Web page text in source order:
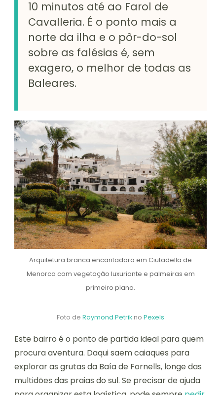
10 minutos até ao Farol de
Cavalleria. É o ponto mais a
norte da ilha e o pôr-do-sol
sobre as falésias é, sem
exagero, o melhor de todas as
Baleares.
Arquitetura branca encantadora em Ciutadella de
Menorca com vegetação luxuriante e palmeiras em
primeiro plano.
Foto de Raymond Petrik no Pexels
Este bairro é o ponto de partida ideal para quem
procura aventura. Daqui saem caiaques para
explorar as grutas da Baía de Fornells, longe das
multidões das praias do sul. Se precisar de ajuda